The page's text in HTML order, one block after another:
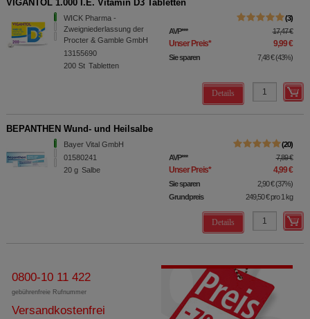
VIGANTOL 1.000 I.E. Vitamin D3 Tabletten
WICK Pharma -
Zweigniederlassung der
Procter & Gamble GmbH
13155690
200 St Tabletten
3
AVP*** 17,47 €
Unser Preis* 9,99 €
Sie sparen 7,48 € (43%)
Details
BEPANTHEN Wund- und Heilsalbe
Bayer Vital GmbH
01580241
20 g Salbe
20
AVP*** 7,89 €
Unser Preis* 4,99 €
Sie sparen 2,90 € (37%)
Grundpreis
249,50 €pro 1 kg
Details
0800-10 11 422
gebührenfreie Rufnummer
Versandkostenfrei